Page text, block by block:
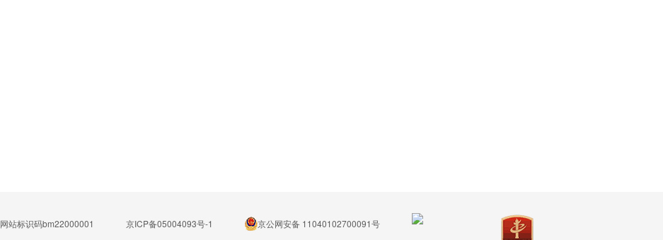
网站标识码bm22000001 京ICP备05004093号-1
京公网安备 11040102700091号